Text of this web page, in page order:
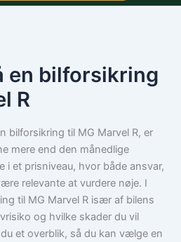
en bilforsikring
R
bilforsikring til MG Marvel R, er
mere end den månedlige
i et prisniveau, hvor både ansvar,
relevante at vurdere nøje. I
til MG Marvel R især af bilens
og hvilke skader du vil
et overblik, så du kan vælge en